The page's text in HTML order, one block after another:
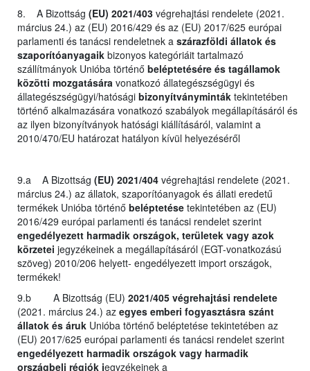
8. A Bizottság (EU) 2021/403 végrehajtási rendelete (2021.
március 24.) az (EU) 2016/429 és az (EU) 2017/625 európai
parlamenti és tanácsi rendeletnek a szárazföldi állatok és
szaporítóanyagaik bizonyos kategóriáit tartalmazó
szállítmányok Unióba történő beléptetésére és tagállamok
közötti mozgatására vonatkozó állategészségügyi és
állategészségügyi/hatósági bizonyítványminták tekintetében
történő alkalmazására vonatkozó szabályok megállapításáról és
az ilyen bizonyítványok hatósági kiállításáról, valamint a
2010/470/EU határozat hatályon kívül helyezéséről
9.a A Bizottság (EU) 2021/404 végrehajtási rendelete (2021.
március 24.) az állatok, szaporítóanyagok és állati eredetű
termékek Unióba történő beléptetése tekintetében az (EU)
2016/429 európai parlamenti és tanácsi rendelet szerint
engedélyezett harmadik országok, területek vagy azok
körzetei jegyzékeinek a megállapításáról (EGT-vonatkozású
szöveg) 2010/206 helyett- engedélyezett import országok,
termékek!
9.b A Bizottság (EU) 2021/405 végrehajtási rendelete
(2021. március 24.) az egyes emberi fogyasztásra szánt
állatok és áruk Unióba történő beléptetése tekintetében az
(EU) 2017/625 európai parlamenti és tanácsi rendelet szerint
engedélyezett harmadik országok vagy harmadik
országbeli régiók jegyzékeinek a